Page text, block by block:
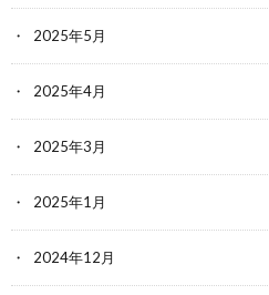
2025年5月
2025年4月
2025年3月
2025年1月
2024年12月